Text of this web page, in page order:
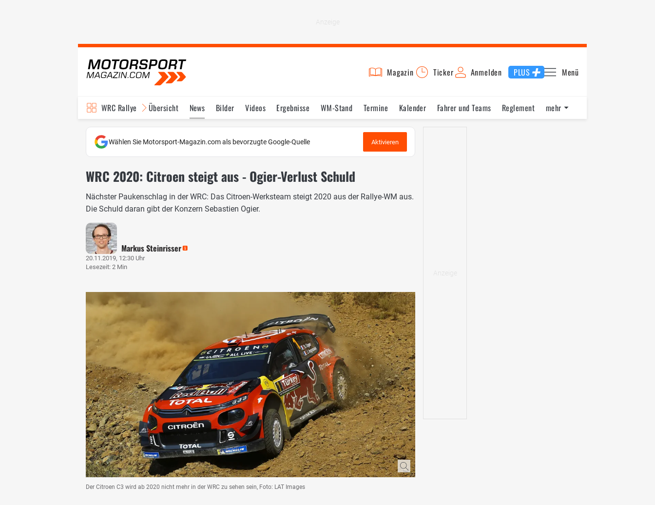
Magazin Ticker Anmelden PLUS Menü
WRC Rallye Übersicht News Bilder Videos Ergebnisse WM-Stand Termine Kalender Fahrer und Teams
Reglement
TV-Programm
mehr
Wählen Sie Motorsport-Magazin.com als bevorzugte Google-Quelle Aktivieren
WRC 2020: Citroen steigt aus - Ogier-Verlust Schuld
Nächster Paukenschlag in der WRC: Das Citroen-Werksteam steigt 2020 aus der Rallye-WM aus.
Die Schuld daran gibt der Konzern Sebastien Ogier.
Markus Steinrisser
20.11.2019, 12:30 Uhr
Lesezeit: 2 Min
Der Citroen C3 wird ab 2020 nicht mehr in der WRC zu sehen sein, Foto: LAT Images